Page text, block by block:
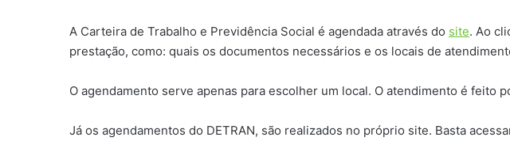
A Carteira de Trabalho e Previdência Social é agendada através do site. Ao
prestação, como: quais os documentos necessários e os locais de
O agendamento serve apenas para escolher um local. O atendimento é
Já os agendamentos do DETRAN, são realizados no próprio site. Basta